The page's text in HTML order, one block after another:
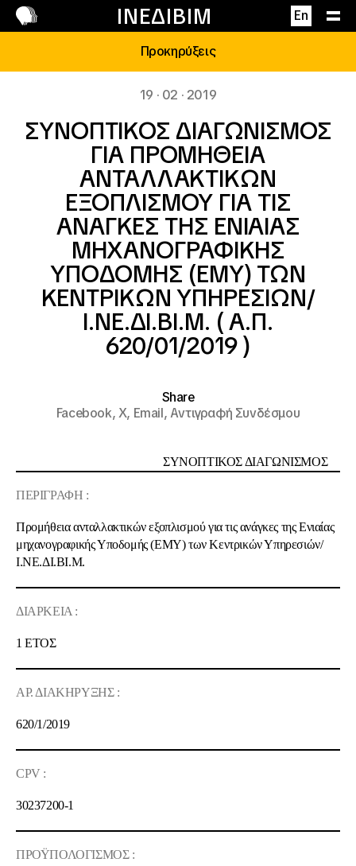
ΙΝΕΔΙΒΙΜ En
Επικοινωνία
Προκηρύξεις
19 · 02 · 2019
ΣΥΝΟΠΤΙΚΟΣ ΔΙΑΓΩΝΙΣΜΟΣ
ΓΙΑ ΠΡΟΜΗΘΕΙΑ
ΑΝΤΑΛΛΑΚΤΙΚΩΝ
ΕΞΟΠΛΙΣΜΟΥ ΓΙΑ ΤΙΣ
ΑΝΑΓΚΕΣ ΤΗΣ ΕΝΙΑΙΑΣ
ΜΗΧΑΝΟΓΡΑΦΙΚΗΣ
ΥΠΟΔΟΜΗΣ (ΕΜΥ) ΤΩΝ
ΚΕΝΤΡΙΚΩΝ ΥΠΗΡΕΣΙΩΝ/
Ι.ΝΕ.ΔΙ.ΒΙ.Μ. ( Α.Π.
620/01/2019 )
Share
Facebook,X, Email,Αντιγραφή Συνδέσμου
ΣΥΝΟΠΤΙΚΟΣ ΔΙΑΓΩΝΙΣΜΟΣ
ΠΕΡΙΓΡΑΦΗ :
Προμήθεια ανταλλακτικών εξοπλισμού για τις ανάγκες της Ενιαίας
μηχανογραφικής Υποδομής (ΕΜΥ) των Κεντρικών Υπηρεσιών/
Ι.ΝΕ.ΔΙ.ΒΙ.Μ.
ΔΙΑΡΚΕΙΑ :
1 ETΟΣ
ΑΡ. ΔΙΑΚΗΡΥΞΗΣ :
620/1/2019
CPV :
30237200-1
ΠΡΟΫΠΟΛΟΓΙΣΜΟΣ :